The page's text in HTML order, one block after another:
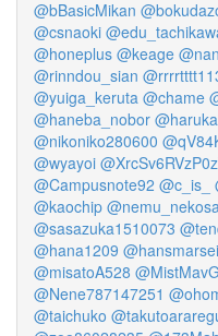
@bBasicMikan
@csnaoki
@honeplus @keage
@rinndou_sian
@yuiga_keruta @chame
@haneba_nobor
@nikoniko280600
@wyayoi
@Campusnote92 @c_is_
@kaochip
@sasazuka1510073
@hana1209
@misatoA528
@Nene787147251
@taichuko